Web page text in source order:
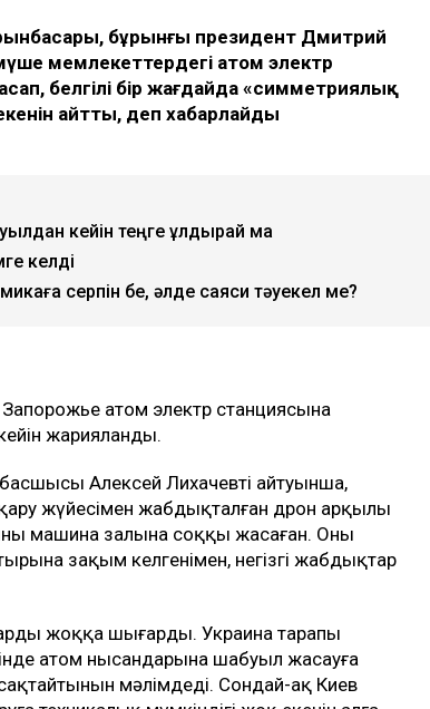
бұрынғы президент Дмитрий
мемлекеттердегі атом электр
белгілі бір жағдайда «симметриялық
айтты, деп хабарлайды
кейін теңге құлдырай ма
келді
серпін бе, әлде саяси тәуекел ме?
Запорожье атом электр станциясына
жарияланды.
Алексей Лихачевтің айтуынша,
жүйесімен жабдықталған дрон арқылы
машина залына соққы жасаған. Оның
зақым келгенімен, негізгі жабдықтар
жоққа шығарды. Украина тарапы
атом нысандарына шабуыл жасауға
мәлімдеді. Сондай-ақ Киев